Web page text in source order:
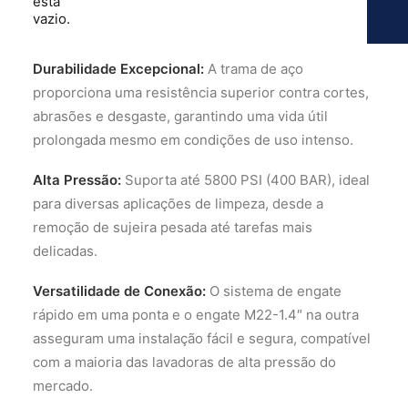
vazio.
Benefícios:
Durabilidade Excepcional: A trama de aço
proporciona uma resistência superior contra cortes,
abrasões e desgaste, garantindo uma vida útil
prolongada mesmo em condições de uso intenso.
Alta Pressão: Suporta até 5800 PSI (400 BAR), ideal
para diversas aplicações de limpeza, desde a
remoção de sujeira pesada até tarefas mais
delicadas.
Versatilidade de Conexão: O sistema de engate
rápido em uma ponta e o engate M22-1.4″ na outra
asseguram uma instalação fácil e segura, compatível
com a maioria das lavadoras de alta pressão do
mercado.